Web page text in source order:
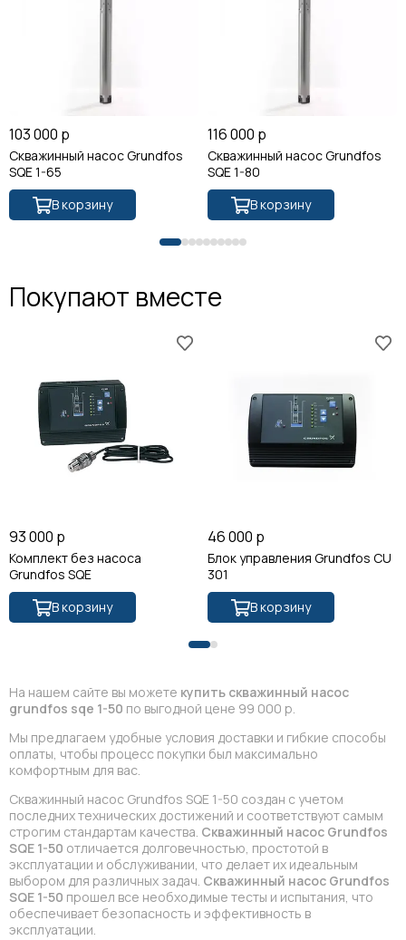
103 000 р
Скважинный насос Grundfos
SQE 1-65
В корзину
116 000 р
Скважинный насос Grundfos
SQE 1-80
В корзину
Покупают вместе
93 000 р
Комплект без насоса
Grundfos SQE
В корзину
46 000 р
Блок управления Grundfos CU
301
В корзину
На нашем сайте вы можете купить скважинный насос
grundfos sqe 1-50 по выгодной цене 99 000 р.
Мы предлагаем удобные условия доставки и гибкие способы
оплаты, чтобы процесс покупки был максимально
комфортным для вас.
Скважинный насос Grundfos SQE 1-50 создан с учетом
последних технических достижений и соответствуют самым
строгим стандартам качества. Скважинный насос Grundfos
SQE 1-50 отличается долговечностью, простотой в
эксплуатации и обслуживании, что делает их идеальным
выбором для различных задач. Скважинный насос Grundfos
SQE 1-50 прошел все необходимые тесты и испытания, что
обеспечивает безопасность и эффективность в
эксплуатации.